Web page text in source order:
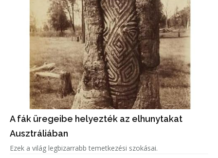
A fák üregeibe helyezték az elhunytakat
Ausztráliában
Ezek a világ legbizarrabb temetkezési szokásai.